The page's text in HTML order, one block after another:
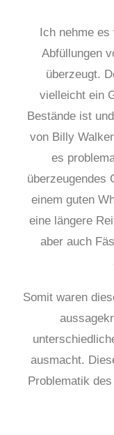
Ich nehme es
Abfüllungen
überzeugt.
vielleicht ein
Bestände ist
von Billy
es
überzeugendes
einem guten
eine längere
aber auch
Somit waren
ausmacht.
Problematik